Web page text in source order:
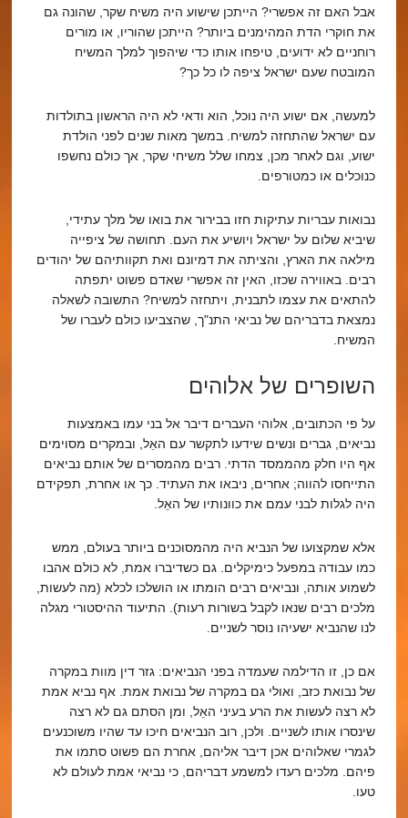
אבל האם זה אפשרי? הייתכן שישוע היה משיח שקר, שהונה גם
את חוקרי הדת המהימנים ביותר? הייתכן שהוריו, או מורים
רוחניים לא ידועים, טיפחו אותו כדי שיהפוך למלך המשיח
המובטח שעם ישראל ציפה לו כל כך?
למעשה, אם ישוע היה נוכל, הוא ודאי לא היה הראשון בתולדות
עם ישראל שהתחזה למשיח. במשך מאות שנים לפני הולדת
ישוע, וגם לאחר מכן, צמחו שלל משיחי שקר, אך כולם נחשפו
כנוכלים או כמטורפים.
נבואות עבריות עתיקות חזו בבירור את בואו של מלך עתידי,
שיביא שלום על ישראל ויושיע את העם. תחושה של ציפייה
מילאה את הארץ, והציתה את דמיונם ואת תקוותיהם של יהודים
רבים. באווירה שכזו, האין זה אפשרי שאדם פשוט יתפתה
להתאים את עצמו לתבנית, ויתחזה למשיח? התשובה לשאלה
נמצאת בדבריהם של נביאי התנ"ך, שהצביעו כולם לעברו של
המשיח.
השופרים של אלוהים
על פי הכתובים, אלוהי העברים דיבר אל בני עמו באמצעות
נביאים, גברים ונשים שידעו לתקשר עם האֵל, ובמקרים מסוימים
אף היו חלק מהממסד הדתי. רבים מהמסרים של אותם נביאים
התייחסו להווה; אחרים, ניבאו את העתיד. כך או אחרת, תפקידם
היה לגלות לבני עמם את כוונותיו של האֵל.
אלא שמקצועו של הנביא היה מהמסוכנים ביותר בעולם, ממש
כמו עבודה במפעל כימיקלים. גם כשדיברו אמת, לא כולם אהבו
לשמוע אותה, ונביאים רבים הומתו או הושלכו לכלא (מה לעשות,
מלכים רבים שנאו לקבל בשורות רעות). התיעוד ההיסטורי מגלה
לנו שהנביא ישעיהו נוסר לשניים.
אם כן, זו הדילמה שעמדה בפני הנביאים: גזר דין מוות במקרה
של נבואת כזב, ואולי גם במקרה של נבואת אמת. אף נביא אמת
לא רצה לעשות את הרע בעיני האֵל, ומן הסתם גם לא רצה
שינסרו אותו לשניים. ולכן, רוב הנביאים חיכו עד שהיו משוכנעים
לגמרי שאלוהים אכן דיבר אליהם, אחרת הם פשוט סתמו את
פיהם. מלכים רעדו למשמע דבריהם, כי נביאי אמת לעולם לא
טעו.